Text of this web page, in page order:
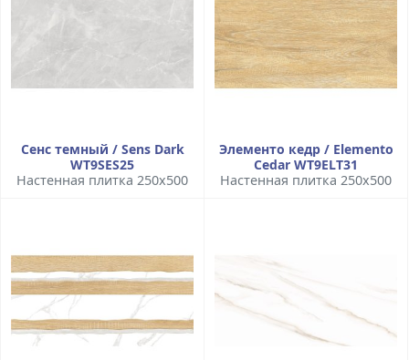
Сенс темный / Sens Dark
WT9SES25
Настенная плитка 250x500
Элементо кедр / Elemento
Cedar WT9ELT31
Настенная плитка 250x500